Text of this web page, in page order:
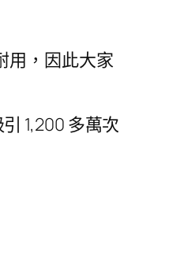
用，因此大家
1,200 多萬次